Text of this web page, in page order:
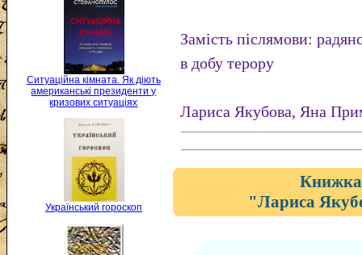
Ситуаційна кімната. Як діють
американські президенти у
кризових ситуаціях
Український гороскоп
Замість післямови:
в добу терору
Лариса Якубова, Яна
Книжка
"Лариса